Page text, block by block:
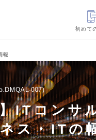
初めて
報
007
ITコンサ
ス・ITの